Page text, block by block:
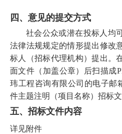
四、意见的提交方式
社会公众或潜在投标人均
法律法规规定的情形提出修改
标人（招标代理机构）提出。
面文件（加盖公章）后扫描成
玮工程咨询有限公司的电子邮
件主题注明（项目名称） 招标
五、 招标文件内容
详见附件